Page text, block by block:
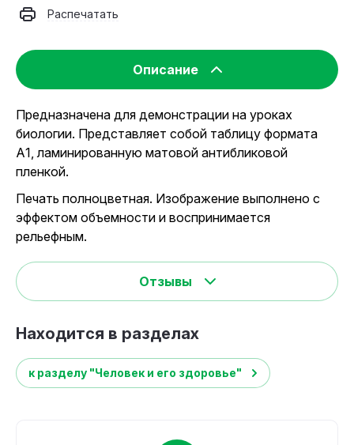
Распечатать
Описание
Предназначена для демонстрации на уроках
биологии. Представляет собой таблицу формата
А1, ламинированную матовой антибликовой
пленкой.
Печать полноцветная. Изображение выполнено с
эффектом объемности и воспринимается
рельефным.
Отзывы
Находится в разделах
к разделу "Человек и его здоровье"